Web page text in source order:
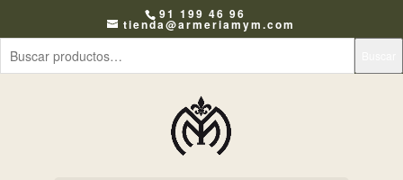
91 199 46 96
tienda@armeriamym.com